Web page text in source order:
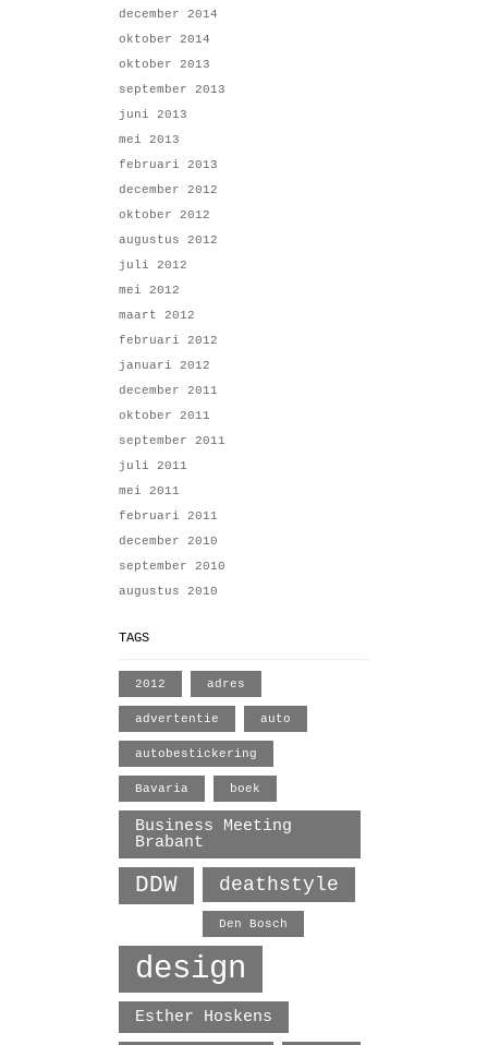
december 2014
oktober 2014
oktober 2013
september 2013
juni 2013
mei 2013
februari 2013
december 2012
oktober 2012
augustus 2012
juli 2012
mei 2012
maart 2012
februari 2012
januari 2012
december 2011
oktober 2011
september 2011
juli 2011
mei 2011
februari 2011
december 2010
september 2010
augustus 2010
TAGS
2012 adres
advertentie auto
autobestickering
Bavaria boek
Business Meeting
Brabant
DDW deathstyle
Den Bosch
design
Esther Hoskens